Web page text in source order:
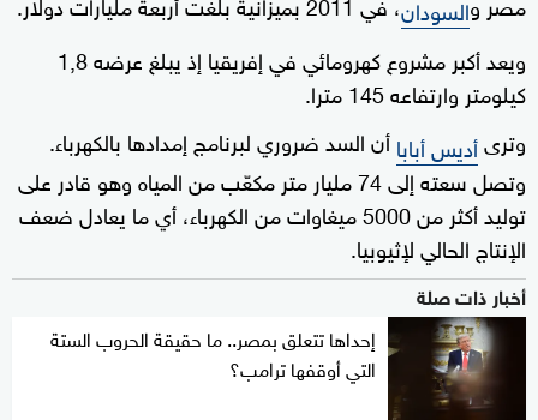
السودان
ويعد أكبر مشروع كهرومائي في إفريقيا إذ يبلغ عرضه 1,8
كيلومتر وارتفاعه 145 مترا.
وترىأديس أباباأن السد ضروري لبرنامج إمدادها بالكهرباء.
وتصل سعته إلى 74 مليار متر مكعّب من المياه وهو قادر على
توليد أكثر من 5000 ميغاوات من الكهرباء، أي ما يعادل ضعف
الإنتاج الحالي لإثيوبيا.
أخبار ذات صلة
إحداها تتعلق بمصر.. ما حقيقة الحروب الستة
التي أوقفها ترامب؟